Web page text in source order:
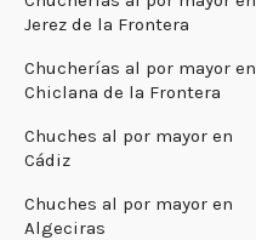
Jerez de la Frontera
Chucherías al por mayor en
Chiclana de la Frontera
Chuches al por mayor en
Cádiz
Chuches al por mayor en
Algeciras